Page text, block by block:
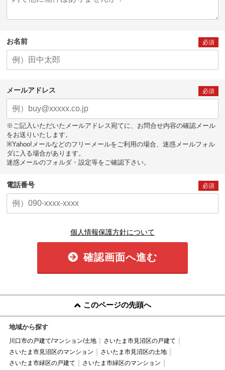
お名前 必須
メールアドレス 必須
※ご記入いただいたメールアドレス宛てに、お問合せ内容の確認メール
をお送りいたします。
※Yahoo!メールなどのフリーメールをご利用の場合、迷惑メールフォル
ダに入る場合があります。
迷惑メールのフォルダ・設定等をご確認下さい。
電話番号 必須
個人情報保護方針について
確認画面へ進む
このページの先頭へ
地域から探す
川口市の戸建て/マンション/土地
さいたま市見沼区の戸建て
さいたま市見沼区のマンション
さいたま市見沼区の土地
さいたま市緑区の戸建て
さいたま市緑区のマンション